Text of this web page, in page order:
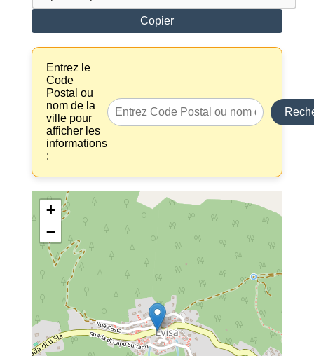
Copier
Entrez le
Code
Postal ou
nom de la
ville pour
afficher les
informations
:
+
−